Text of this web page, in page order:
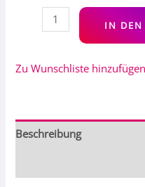
IN DEN
Zu Wunschliste hinzufügen
Beschreibung